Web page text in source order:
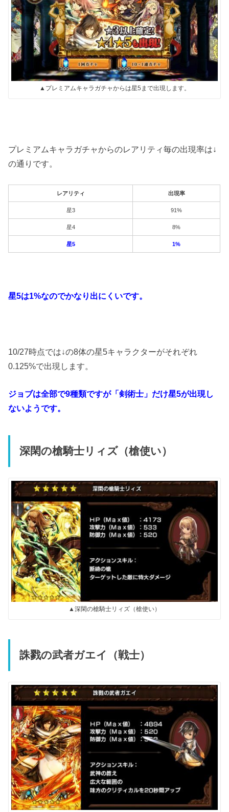
▲プレミアムキャラガチャからは星5まで出現します。
プレミアムキャラガチャからのレアリティ毎の出現率は↓
の通りです。
レアリティ 出現率
星3 91%
星4 8%
星5 1%
星5は1%なのでかなり出にくいです。
10/27時点では↓の8体の星5キャラクターがそれぞれ
0.125%で出現します。
ジョブは全部で9種類ですが「剣術士」だけ星5が出現し
ないようです。
深閑の槍騎士リィズ（槍使い）
▲深閑の槍騎士リィズ（槍使い）
誅戮の武者ガエイ（戦士）